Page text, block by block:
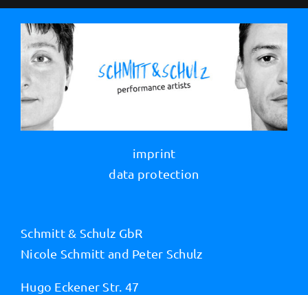
imprint
data protection
Schmitt & Schulz GbR
Nicole Schmitt and Peter Schulz
Hugo Eckener Str. 47